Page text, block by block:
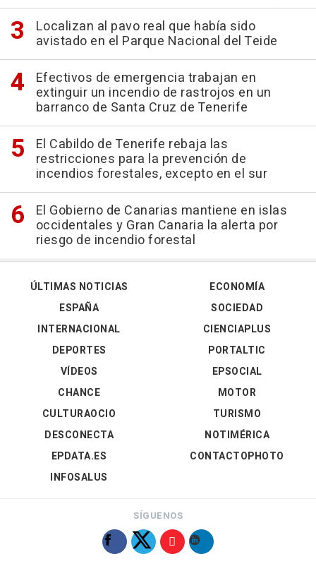
Localizan al pavo real que había sido
avistado en el Parque Nacional del Teide
Efectivos de emergencia trabajan en
extinguir un incendio de rastrojos en un
barranco de Santa Cruz de Tenerife
El Cabildo de Tenerife rebaja las
restricciones para la prevención de
incendios forestales, excepto en el sur
El Gobierno de Canarias mantiene en islas
occidentales y Gran Canaria la alerta por
riesgo de incendio forestal
ÚLTIMAS NOTICIAS
ESPAÑA
INTERNACIONAL
DEPORTES
VÍDEOS
ECONOMÍA
SOCIEDAD
CIENCIAPLUS
PORTALTIC
EPSOCIAL
CHANCE
CULTURAOCIO
DESCONECTA
EPDATA.ES
INFOSALUS
MOTOR
TURISMO
NOTIMÉRICA
CONTACTOPHOTO
SÍGUENOS